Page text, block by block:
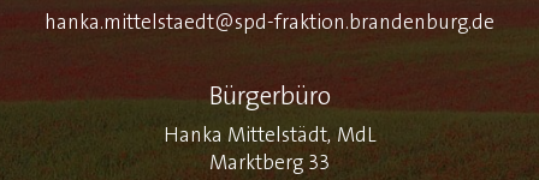
hanka.mittelstaedt@spd-fraktion.brandenburg.de
Bürgerbüro
Hanka Mittelstädt, MdL
Marktberg 33